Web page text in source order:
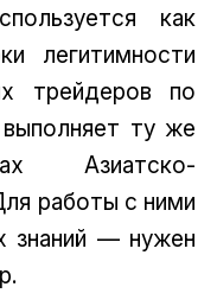
как
легитимности
трейдеров по
ту же
Азиатско-
работы с ними
знаний — нужен